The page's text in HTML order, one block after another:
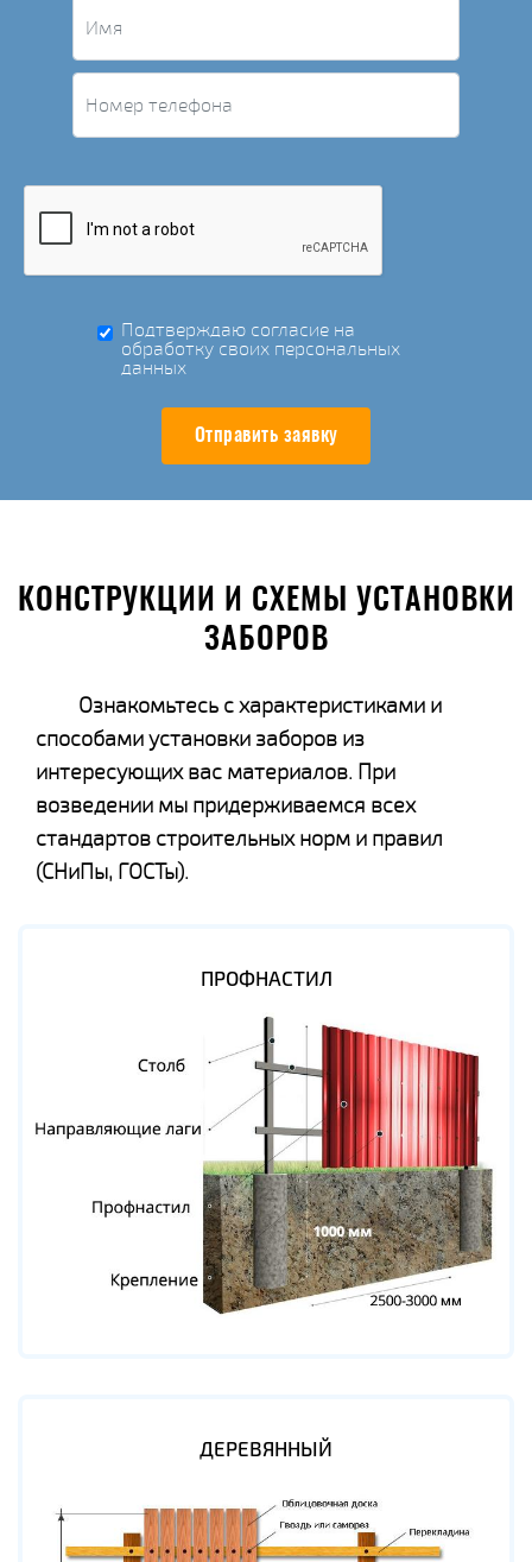
Подтверждаю согласие на
обработку своих персональных
данных
Отправить заявку
КОНСТРУКЦИИ И СХЕМЫ УСТАНОВКИ
ЗАБОРОВ
Ознакомьтесь с характеристиками и
способами установки заборов из
интересующих вас материалов. При
возведении мы придерживаемся всех
стандартов строительных норм и правил
(СНиПы, ГОСТы).
ПРОФНАСТИЛ
ДЕРЕВЯННЫЙ